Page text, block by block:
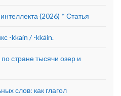
(2026) * Статья
-kkain / -kkäin.
стране тысячи озер и
слов: как глагол